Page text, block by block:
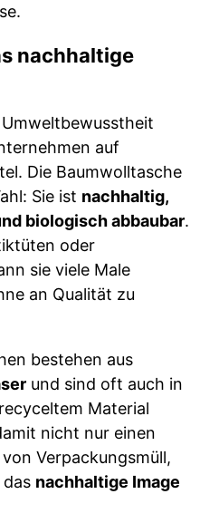
nachhaltige
auf
Die Baumwolltasche
Sie ist nachhaltig,
biologisch abbaubar.
oder
sie viele Male
an Qualität zu
bestehen aus
und sind oft auch in
Material
nicht nur einen
Verpackungsmüll,
nachhaltige Image